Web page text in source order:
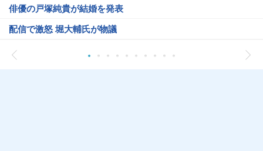
俳優の戸塚純貴が結婚を発表
配信で激怒 堀大輔氏が物議